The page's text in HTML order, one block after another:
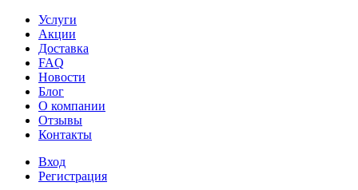
Услуги
Акции
Доставка
FAQ
Новости
Блог
О компании
Отзывы
Контакты
Вход
Регистрация